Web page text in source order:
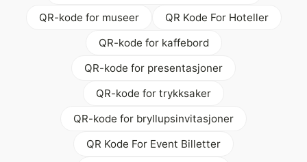
QR-kode for museer
QR Kode For Hoteller
QR-kode for kaffebord
QR-kode for presentasjoner
QR-kode for trykksaker
QR-kode for bryllupsinvitasjoner
QR Kode For Event Billetter